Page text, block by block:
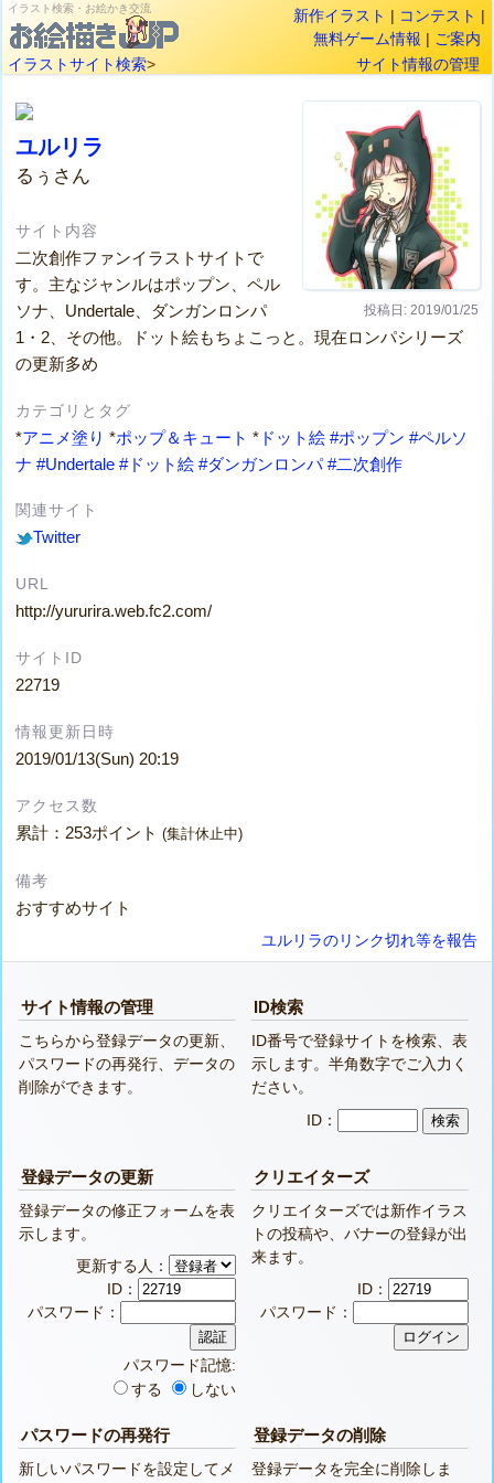
イラスト検索・お絵かき交流 新作イラスト | コンテスト |
無料ゲーム情報 | ご案内
イラストサイト検索> サイト情報の管理
投稿日: 2019/01/25
ユルリラ
るぅさん
サイト内容
二次創作ファンイラストサイトで
す。主なジャンルはポップン、ペル
ソナ、Undertale、ダンガンロンパ
1・2、その他。ドット絵もちょこっと。現在ロンパシリーズ
の更新多め
カテゴリとタグ
*アニメ塗り *ポップ＆キュート * ドット絵 #ポップン #ペルソ
ナ #Undertale #ドット絵 #ダンガンロンパ #二次創作
関連サイト
Twitter
URL
http://yururira.web.fc2.com/
サイトID
22719
情報更新日時
2019/01/13(Sun) 20:19
アクセス数
累計：253ポイント(集計休止中)
備考
おすすめサイト
ユルリラのリンク切れ等を報告
サイト情報の管理
こちらから登録データの更新、
パスワードの再発行、データの
削除ができます。
ID検索
ID番号で登録サイトを検索、表
示します。半角数字でご入力く
ださい。
ID：
登録データの更新
登録データの修正フォームを表
示します。
更新する人：
ID：
パスワード：
パスワード記憶:
する
しない
クリエイターズ
クリエイターズでは新作イラス
トの投稿や、バナーの登録が出
来ます。
ID：
パスワード：
パスワードの再発行
新しいパスワードを設定してメ
登録データの削除
登録データを完全に削除しま